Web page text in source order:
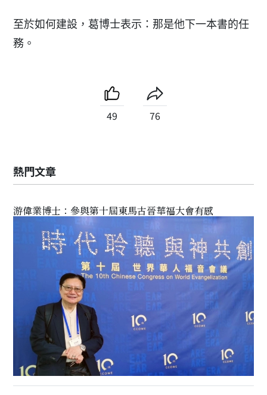
至於如何建設，葛博士表示：那是他下一本書的任
務。
49 76
熱門文章
游偉業博士：參與第十屆東馬古晉華福大會有感